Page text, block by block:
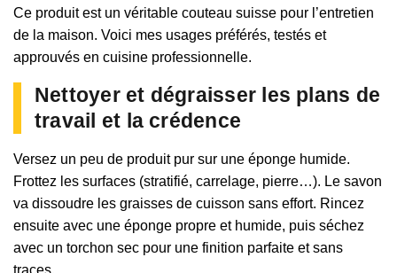
Ce produit est un véritable couteau suisse pour l’entretien
de la maison. Voici mes usages préférés, testés et
approuvés en cuisine professionnelle.
Nettoyer et dégraisser les plans de
travail et la crédence
Versez un peu de produit pur sur une éponge humide.
Frottez les surfaces (stratifié, carrelage, pierre…). Le savon
va dissoudre les graisses de cuisson sans effort. Rincez
ensuite avec une éponge propre et humide, puis séchez
avec un torchon sec pour une finition parfaite et sans